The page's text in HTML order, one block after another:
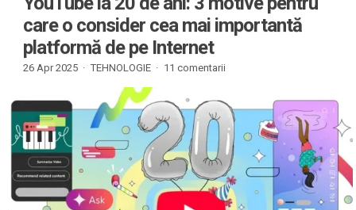
care o consider cea mai importantă
platformă de pe Internet
26 Apr 2025 · TEHNOLOGIE · 11 comentarii